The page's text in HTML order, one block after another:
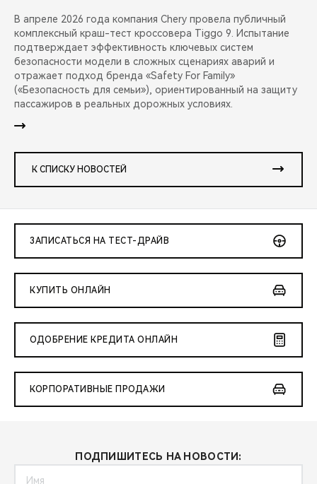
В апреле 2026 года компания Chery провела публичный
комплексный краш-тест кроссовера Tiggo 9. Испытание
подтверждает эффективность ключевых систем
безопасности модели в сложных сценариях аварий и
отражает подход бренда «Safety For Family»
(«Безопасность для семьи»), ориентированный на защиту
пассажиров в реальных дорожных условиях.
К СПИСКУ НОВОСТЕЙ
ЗАПИСАТЬСЯ НА ТЕСТ-ДРАЙВ
КУПИТЬ ОНЛАЙН
ОДОБРЕНИЕ КРЕДИТА ОНЛАЙН
КОРПОРАТИВНЫЕ ПРОДАЖИ
ПОДПИШИТЕСЬ НА НОВОСТИ: